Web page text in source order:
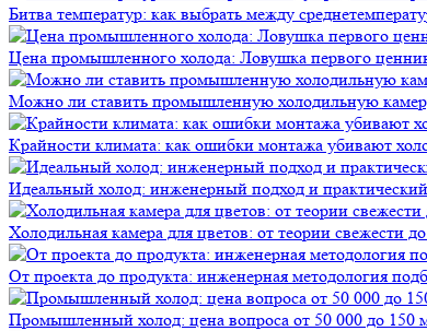
Битва температур: как выбрать между
Цена промышленного холода: Ловушка первого
Можно ли ставить промышленную холодильную
Крайности климата: как ошибки монтажа убивают
Идеальный холод: инженерный подход и
Холодильная камера для цветов: от теории свежести
От проекта до продукта: инженерная методология
Промышленный холод: цена вопроса от 50 000 до 150